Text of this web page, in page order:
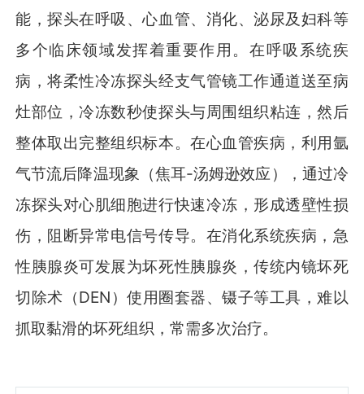
能，探头在呼吸、心血管、消化、泌尿及妇科等
多个临床领域发挥着重要作用。在呼吸系统疾
病，将柔性冷冻探头经支气管镜工作通道送至病
灶部位，冷冻数秒使探头与周围组织粘连，然后
整体取出完整组织标本。在心血管疾病，利用氩
气节流后降温现象（焦耳-汤姆逊效应），通过冷
冻探头对心肌细胞进行快速冷冻，形成透壁性损
伤，阻断异常电信号传导。在消化系统疾病，急
性胰腺炎可发展为坏死性胰腺炎，传统内镜坏死
切除术（DEN）使用圈套器、镊子等工具，难以
抓取黏滑的坏死组织，常需多次治疗。